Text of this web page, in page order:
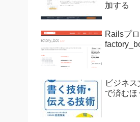
加する
Railsプ
ビジネ
で済むほ